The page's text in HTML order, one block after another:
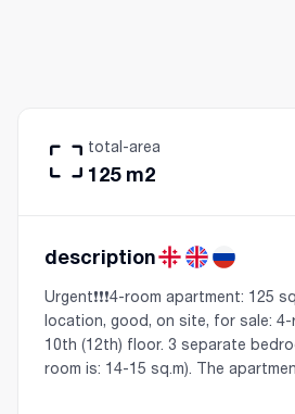
total-area
125 m2
description
Urgent❗️❗️❗️4-room apartment:
location, good, on site, for sale:
10th (12th) floor. 3 separate
room is: 14-15 sq.m). The